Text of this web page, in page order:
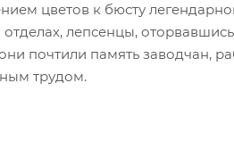
цветов к бюсту
лепсенцы,
почтили память заводчан,
трудом.